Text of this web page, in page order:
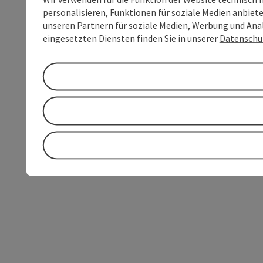
personalisieren, Funktionen für soziale Medien
unseren Partnern für soziale Medien, Werbung und
eingesetzten Diensten finden Sie in unserer